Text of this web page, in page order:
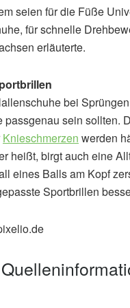
seien für die Füße
für schnelle
erläuterte.
bei
passgenau sein sollten.
Knieschmerzen werden
heißt, birgt auch eine
eines Balls am Kopf
Sportbrillen